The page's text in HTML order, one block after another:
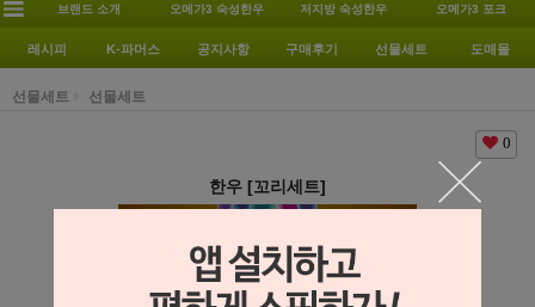
브랜드 소개 오메가3 숙성한우 저지방 숙성한우 오메가3 포크
레시피 K-파머스 공지사항 구매후기 선물세트 도매몰
선물세트 선물세트
0
한우 [꼬리세트]